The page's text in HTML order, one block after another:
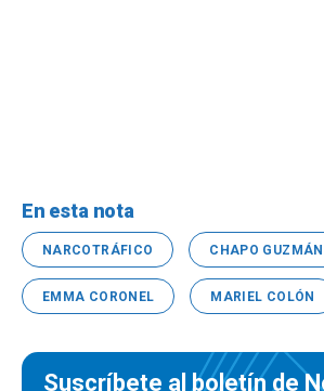
En esta nota
NARCOTRÁFICO CHAPO GUZMÁN
EMMA CORONEL MARIEL COLÓN
Suscríbete al boletín de